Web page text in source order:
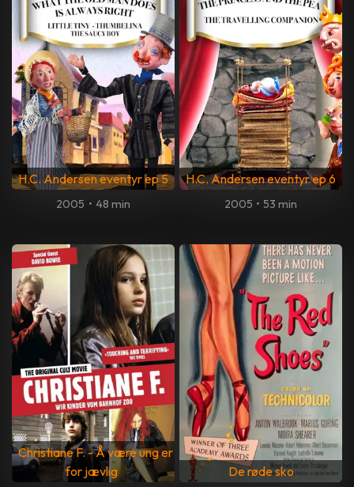
H.C. Andersen eventyr ep 5
2005 • 48 min
H.C. Andersen eventyr ep 6
2005 • 53 min
Christiane F. - Å være ung er
for jævlig
De røde sko